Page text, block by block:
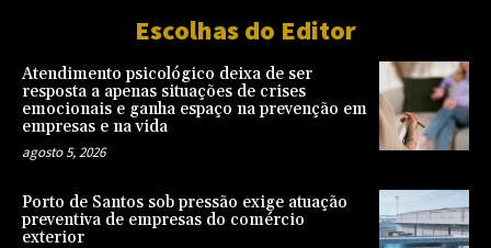
Escolhas do Editor
Atendimento psicológico deixa de ser
resposta a apenas situações de crises
emocionais e ganha espaço na prevenção em
empresas e na vida
agosto 5, 2026
Porto de Santos sob pressão exige atuação
preventiva de empresas do comércio
exterior